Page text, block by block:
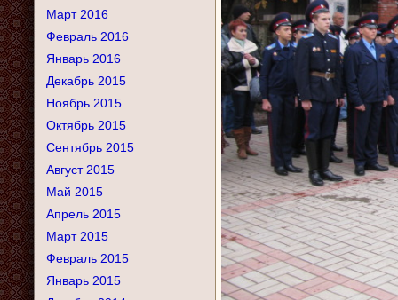
Март 2016
Февраль 2016
Январь 2016
Декабрь 2015
Ноябрь 2015
Октябрь 2015
Сентябрь 2015
Август 2015
Май 2015
Апрель 2015
Март 2015
Февраль 2015
Январь 2015